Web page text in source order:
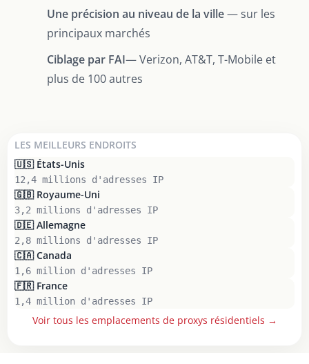
Une précision au niveau de la ville— sur les
principaux marchés
Ciblage par FAI— Verizon, AT&T, T-Mobile et
plus de 100 autres
LES MEILLEURS ENDROITS
🇺🇸 États-Unis
12,4 millions d'adresses IP
🇬🇧 Royaume-Uni
3,2 millions d'adresses IP
🇩🇪 Allemagne
2,8 millions d'adresses IP
🇨🇦 Canada
1,6 million d'adresses IP
🇫🇷 France
1,4 million d'adresses IP
Voir tous les emplacements de proxys résidentiels →